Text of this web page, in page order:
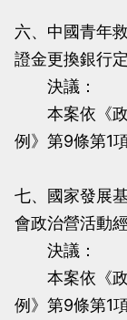
六、中國青年
證金更換銀行
決議：
本案依《政
例》第9條第1
七、國家發展
會政治營活動
決議：
本案依《政
例》第9條第1